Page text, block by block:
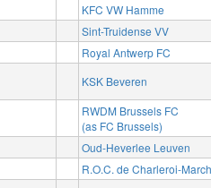
KFC VW Hamme
Sint-Truidense VV
Royal Antwerp FC
KSK Beveren
RWDM Brussels FC
(as FC Brussels)
Oud-Heverlee Leuven
R.O.C. de Charleroi-